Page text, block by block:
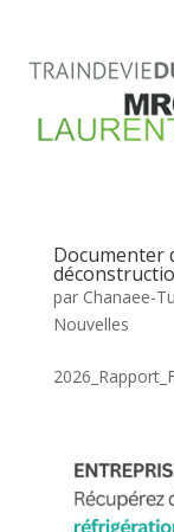
Documenter
par Chanaee-
Nouvelles